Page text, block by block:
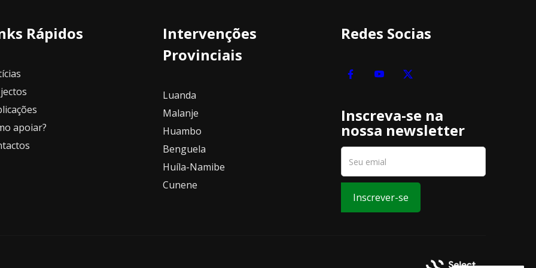
Rápidos
apoiar?
Intervenções
Provinciais
Luanda
Malanje
Huambo
Benguela
Huíla-Namibe
Cunene
Redes Socias
Inscreva-se na
nossa newsletter
Inscrever-se